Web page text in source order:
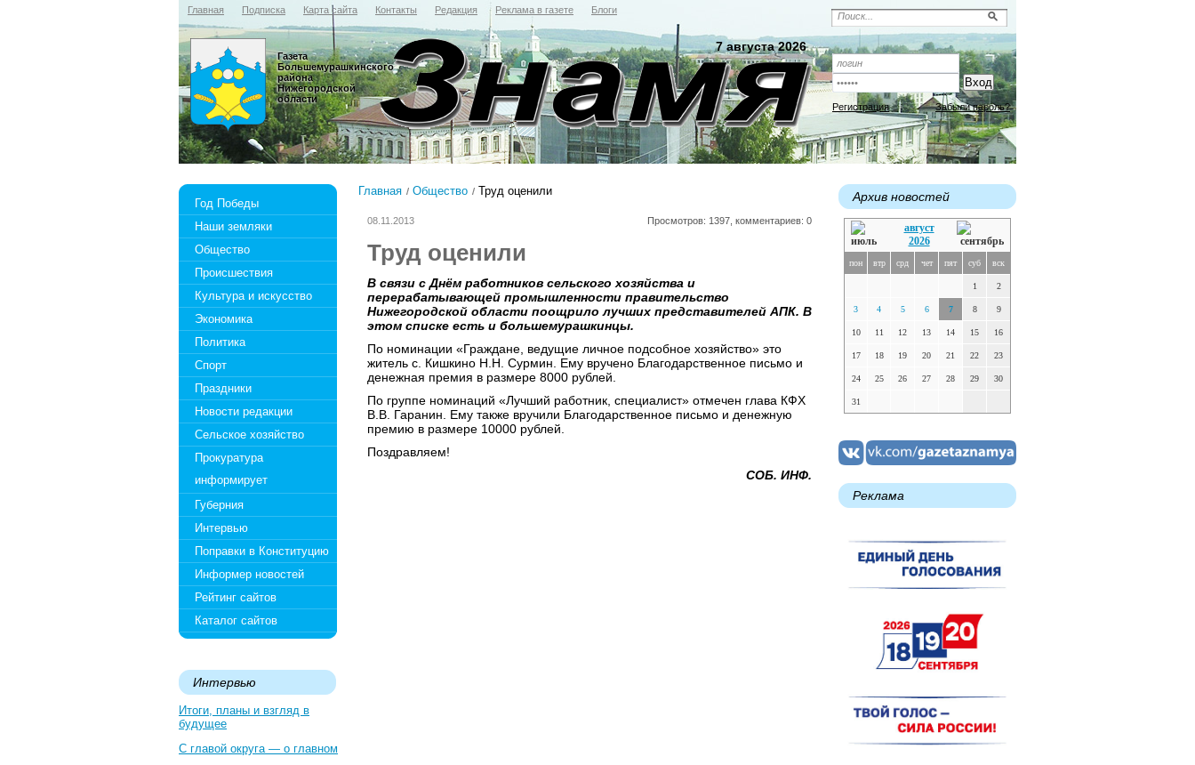
Главная Подписка Карта сайта Контакты Редакция Реклама в газете Блоги
Регистрация Забыли пароль?
7 августа 2026
Газета
Большемурашкинского
района
Нижегородской
области
Год Победы
Наши земляки
Общество
Происшествия
Культура и искусство
Экономика
Политика
Спорт
Праздники
Новости редакции
Сельское хозяйство
Прокуратура
информирует
Губерния
Интервью
Поправки в Конституцию
Информер новостей
Рейтинг сайтов
Каталог сайтов
Интервью
Итоги, планы и взгляд в
будущее
С главой округа — о главном
Главная Общество Труд оценили
08.11.2013 Просмотров: 1397, комментариев: 0
Труд оценили
В связи с Днём работников сельского хозяйства и
перерабатывающей промышленности правительство
Нижегородской области поощрило лучших представителей АПК. В
этом списке есть и большемурашкинцы.
По номинации «Граждане, ведущие личное подсобное хозяйство» это
житель с. Кишкино Н.Н. Сурмин. Ему вручено Благодарственное письмо и
денежная премия в размере 8000 рублей.
По группе номинаций «Лучший работник, специалист» отмечен глава КФХ
В.В. Гаранин. Ему также вручили Благодарственное письмо и денежную
премию в размере 10000 рублей.
Поздравляем!
СОБ. ИНФ.
Архив новостей
август
2026
пон втр срд чет пят суб вск
1 2
3 4 5 6 7 8 9
10 11 12 13 14 15 16
17 18 19 20 21 22 23
24 25 26 27 28 29 30
31
Реклама